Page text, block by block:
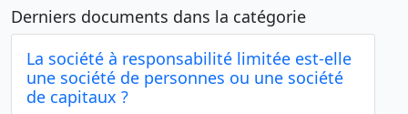
Derniers documents dans la catégorie
La société à responsabilité limitée est-elle
une société de personnes ou une société
de capitaux ?